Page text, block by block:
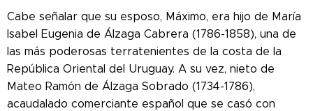
Cabe señalar que su esposo, Máximo, era hijo de María
Isabel Eugenia de Álzaga Cabrera (1786-1858), una de
las más poderosas terratenientes de la costa de la
República Oriental del Uruguay. A su vez, nieto de
Mateo Ramón de Álzaga Sobrado (1734-1786),
acaudalado comerciante español que se casó con